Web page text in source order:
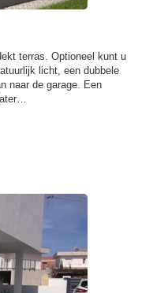
terras. Optioneel kunt u
licht, een dubbele
naar de garage. Een